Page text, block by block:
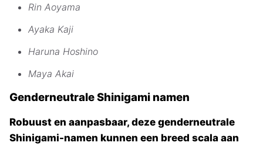
Rin Aoyama
Ayaka Kaji
Haruna Hoshino
Maya Akai
Genderneutrale Shinigami namen
Robuust en aanpasbaar, deze genderneutrale
Shinigami-namen kunnen een breed scala aan